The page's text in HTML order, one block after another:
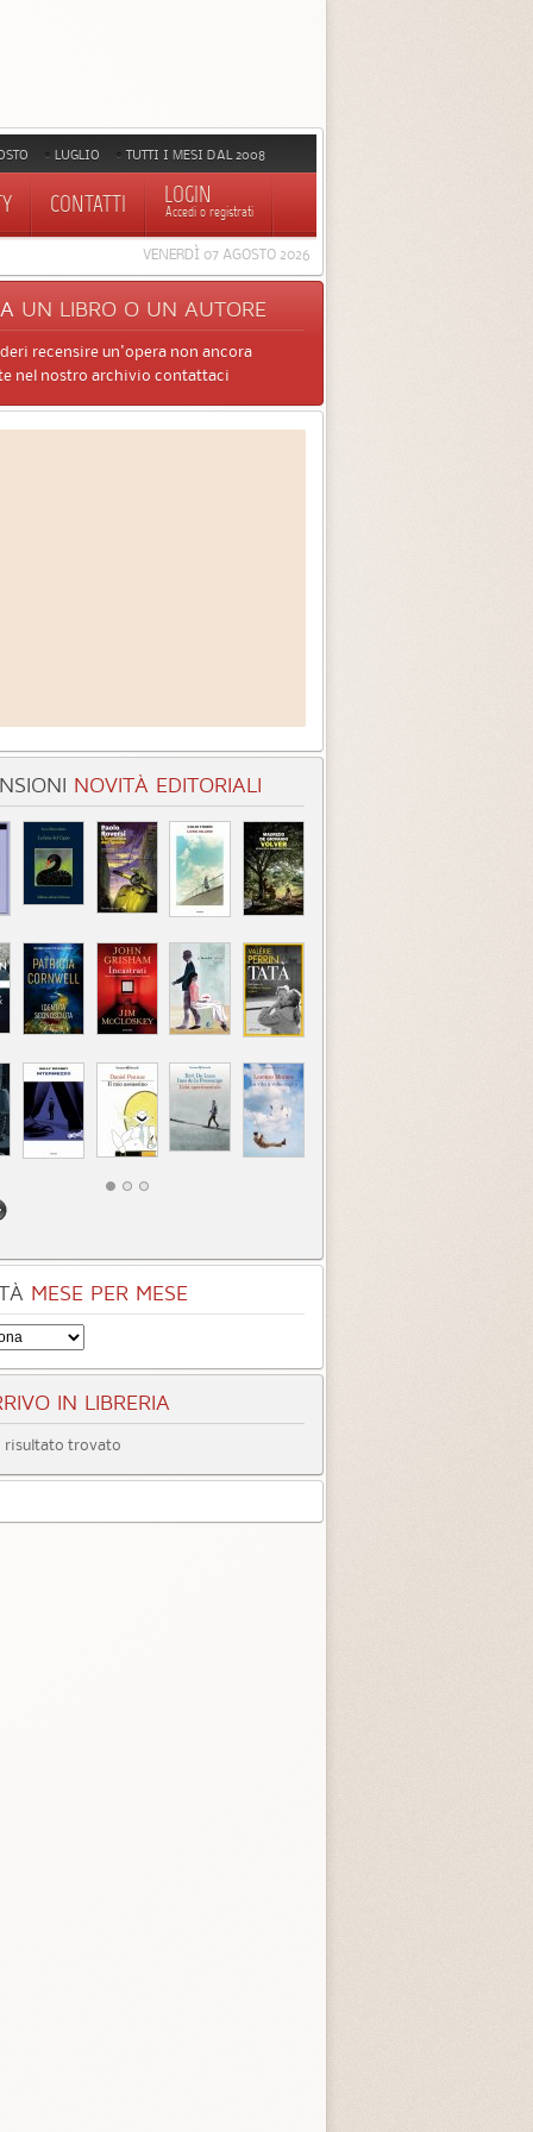
LUGLIO TUTTI I MESI DAL 2008
CONTATTI LOGIN
Accedi o registrati
VENERDÌ 07 AGOSTO 2026
UN LIBRO O UN AUTORE
recensire un'opera non ancora
nel nostro archivio contattaci
NOVITÀ EDITORIALI
MESE PER MESE
IN LIBRERIA
risultato trovato